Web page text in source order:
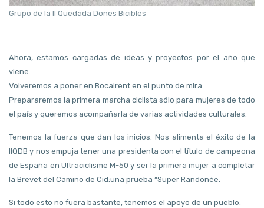
Grupo de la II Quedada Dones Bicibles
Ahora, estamos cargadas de ideas y proyectos por el año que
viene.
Volveremos a poner en Bocairent en el punto de mira.
Prepararemos la primera marcha ciclista sólo para mujeres de todo
el país y queremos acompañarla de varias actividades culturales.
Tenemos la fuerza que dan los inicios. Nos alimenta el éxito de la
IIQDB y nos empuja tener una presidenta con el título de campeona
de España en Ultraciclisme M-50 y ser la primera mujer a completar
la Brevet del Camino de Cid:una prueba “Super Randonée.
Si todo esto no fuera bastante, tenemos el apoyo de un pueblo.